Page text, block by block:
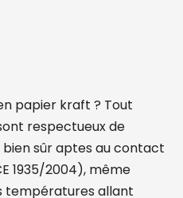
papier kraft ? Tout
respectueux de
bien sûr aptes au contact
1935/2004), même
températures allant